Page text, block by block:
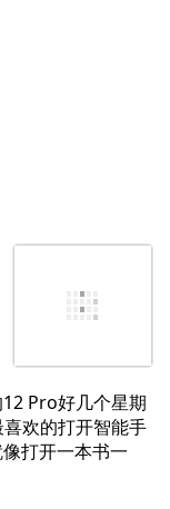
Pro好几个星期
欢的打开智能手
打开一本书一